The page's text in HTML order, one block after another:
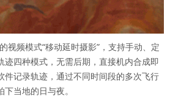
频模式“移动延时摄影”，支持手动、定
迹四种模式，无需后期，直接机内合成即
件记录轨迹，通过不同时间段的多次飞行
当地的日与夜。